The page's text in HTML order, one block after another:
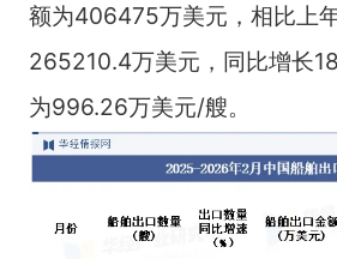
额为406475万美元，相比上
265210.4万美元，同比增长
为996.26万美元/艘。